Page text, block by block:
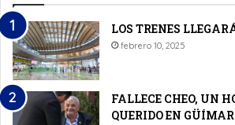
LOS TRENES
febrero 10, 2025
FALLECE CHEO, UN
QUERIDO EN